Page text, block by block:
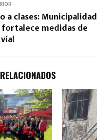
a clases: Municipalidad
fortalece medidas de